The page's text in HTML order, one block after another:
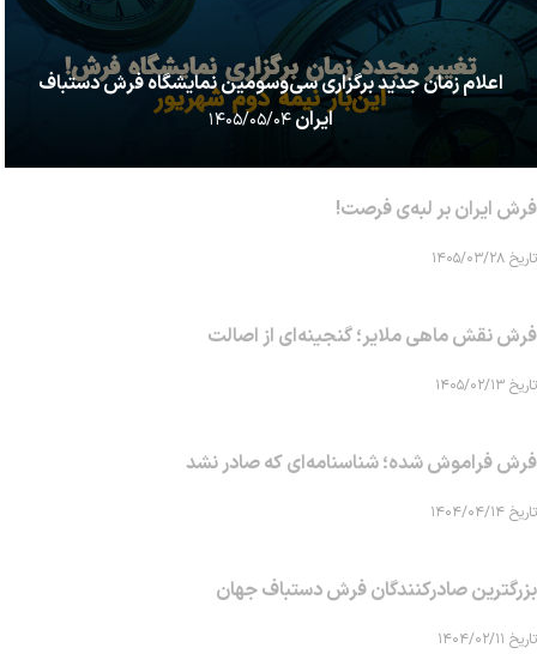
اعلام زمان جدید برگزاری سی‌وسومین نمایشگاه فرش دستباف
ایران۱۴۰۵/۰۵/۰۴
فرش ایران بر لبه‌ی فرصت!
تاریخ ۱۴۰۵/۰۳/۲۸
فرش نقش ماهی‌ ملایر؛ گنجینه‌ای از اصالت
تاریخ ۱۴۰۵/۰۲/۱۳
فرش فراموش شده؛ شناسنامه‌ای که صادر نشد
تاریخ ۱۴۰۴/۰۴/۱۴
بزرگترین صادرکنندگان فرش دستباف جهان
تاریخ ۱۴۰۴/۰۲/۱۱